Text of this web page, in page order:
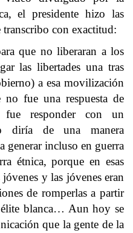
el presidente hizo las
con exactitud:
que no liberaran a los
las libertades una tras
a esa movilización
no fue una respuesta de
responder con un
diría de una manera
incluso en guerra
étnica, porque en esas
y las jóvenes eran
de romperlas a partir
blanca… Aun hoy se
que la gente de la